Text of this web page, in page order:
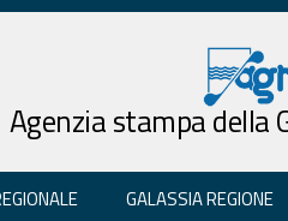
Agenzia stampa della
GALASSIA REGIONE